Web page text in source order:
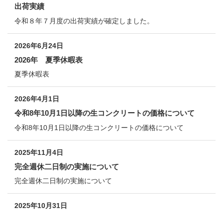
出荷実績
令和８年７月度の出荷実績が確定しました。
2026年6月24日
2026年 夏季休暇表
夏季休暇表
2026年4月1日
令和8年10月1日以降の生コンクリートの価格について
令和8年10月1日以降の生コンクリートの価格について
2025年11月4日
完全週休二日制の実施について
完全週休二日制の実施について
2025年10月31日